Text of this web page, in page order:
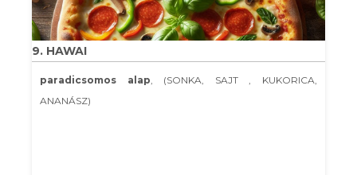
9. HAWAI
paradicsomos alap, (SONKA, SAJT , KUKORICA,
ANANÁSZ)